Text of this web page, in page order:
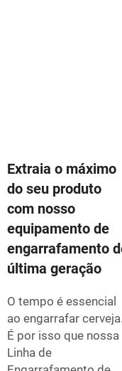
Extraia o máximo
do seu produto
com nosso
equipamento de
engarrafamento
última geração
O tempo é essencial
ao engarrafar cerveja.
É por isso que nossa
Linha de